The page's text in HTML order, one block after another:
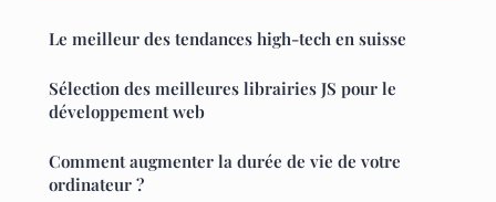
Le meilleur des tendances high-tech en suisse
Sélection des meilleures librairies JS pour le
développement web
Comment augmenter la durée de vie de votre
ordinateur ?